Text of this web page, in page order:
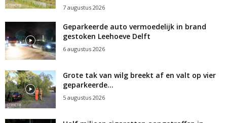
7 augustus 2026
Geparkeerde auto vermoedelijk in brand
gestoken Leehoeve Delft
6 augustus 2026
Grote tak van wilg breekt af en valt op vier
geparkeerde...
5 augustus 2026